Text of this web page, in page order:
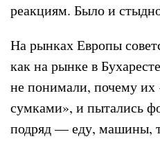
реакциям. Было и
На рынках Европы
как на рынке в
не понимали, почему их
сумками», и пытались
подряд — еду, машины,